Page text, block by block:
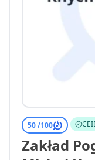
50 /100
Zakład